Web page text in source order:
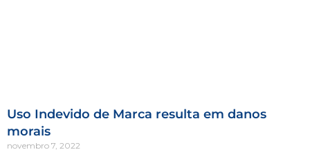
Uso Indevido de Marca resulta em danos
morais
novembro 7, 2022